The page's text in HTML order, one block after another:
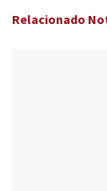
Relacionado